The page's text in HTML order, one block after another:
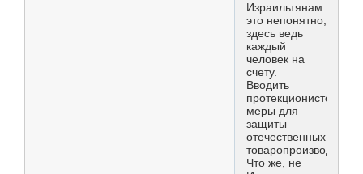
Израильтянам
это непонятно,
здесь ведь
каждый
человек на
счету.
Вводить
протекционистские
меры для
защиты
отечественных
Что же, не